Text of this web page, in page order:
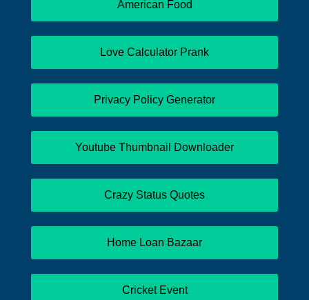
American Food
Love Calculator Prank
Privacy Policy Generator
Youtube Thumbnail Downloader
Crazy Status Quotes
Home Loan Bazaar
Cricket Event